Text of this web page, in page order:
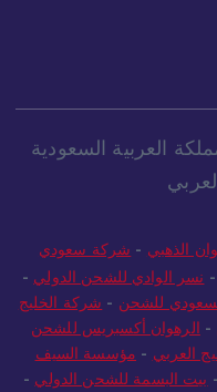
العربية السعودية
الذهبي - شركة سعودي
- نسر الوادي للشحن الدولي -
للشحن - شركة الخليج
- الرهوان أكسبريس للشحن
العربي - مؤسسة السيف
- بيت البسمة للشحن الدولي -